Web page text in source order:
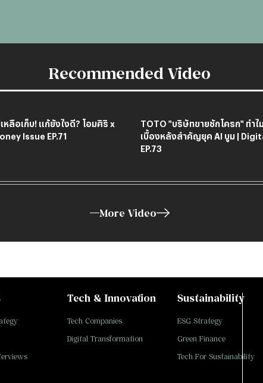
Recommended Video
หลือเก็บ! แก้ยังไงดี? โอมศิริ x
Issue EP.71
TOTO "บริษัทขายชักโครก" ทำไ
เบื้องหลังสำคัญยุค AI บูม |
EP.73
More Video
Tech & Innovation
Tech Companies
Digital Transformation
Sustainability
ESG Strategy
Green Finance
Tech For Sustainability